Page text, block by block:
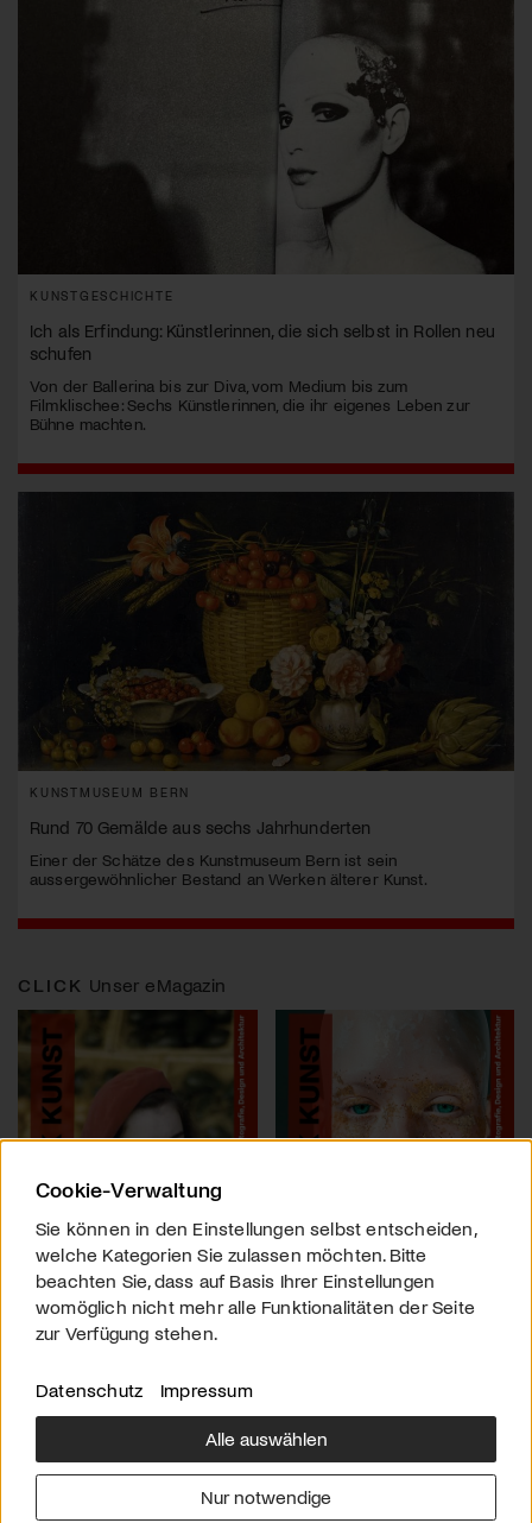
KUNSTGESCHICHTE
Ich als Erfindung: Künstlerinnen, die sich selbst in Rollen neu
schufen
Von der Ballerina bis zur Diva, vom Medium bis zum
Filmklischee: Sechs Künstlerinnen, die ihr eigenes Leben zur
Bühne machten.
KUNSTMUSEUM BERN
Rund 70 Gemälde aus sechs Jahrhunderten
Einer der Schätze des Kunstmuseum Bern ist sein
aussergewöhnlicher Bestand an Werken älterer Kunst.
CLICK Unser eMagazin
Über uns
Downloads
Werben
Impressum
Cookie-Verwaltung
Sie können in den Einstellungen selbst entscheiden,
welche Kategorien Sie zulassen möchten. Bitte
beachten Sie, dass auf Basis Ihrer Einstellungen
womöglich nicht mehr alle Funktionalitäten der Seite
zur Verfügung stehen.
Datenschutz Impressum
Alle auswählen
Nur notwendige